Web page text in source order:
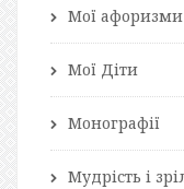
Мої афоризми
Мої Діти
Монографії
Мудрість і